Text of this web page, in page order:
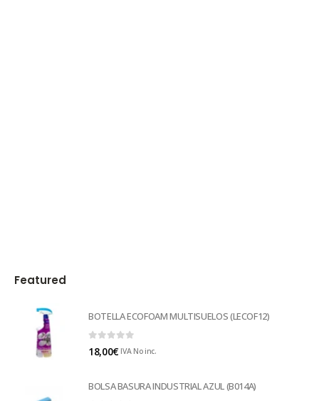
Featured
BOTELLA ECOFOAM MULTISUELOS (LECOF12)
0 out of 5
18,00€ IVA No inc.
BOLSA BASURA INDUSTRIAL AZUL (B014A)